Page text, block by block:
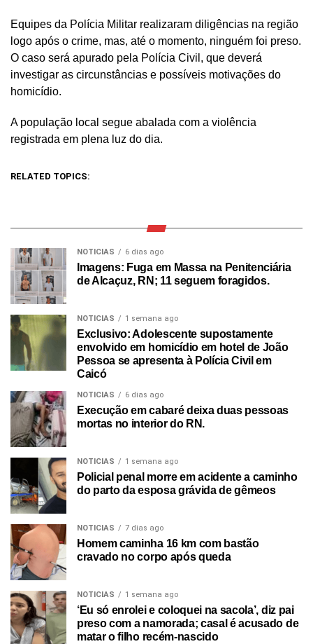
Equipes da Polícia Militar realizaram diligências na região
logo após o crime, mas, até o momento, ninguém foi preso.
O caso será apurado pela Polícia Civil, que deverá
investigar as circunstâncias e possíveis motivações do
homicídio.
A população local segue abalada com a violência
registrada em plena luz do dia.
RELATED TOPICS:
NOTICIAS 6 dias ago
Imagens: Fuga em Massa na Penitenciária
de Alcaçuz, RN; 11 seguem foragidos.
NOTICIAS 1 semana ago
Exclusivo: Adolescente supostamente
envolvido em homicídio em hotel de João
Pessoa se apresenta à Polícia Civil em
Caicó
NOTICIAS 6 dias ago
Execução em cabaré deixa duas pessoas
mortas no interior do RN.
NOTICIAS 1 semana ago
Policial penal morre em acidente a caminho
do parto da esposa grávida de gêmeos
NOTICIAS 7 dias ago
Homem caminha 16 km com bastão
cravado no corpo após queda
NOTICIAS 1 semana ago
‘Eu só enrolei e coloquei na sacola’, diz pai
preso com a namorada; casal é acusado de
matar o filho recém-nascido